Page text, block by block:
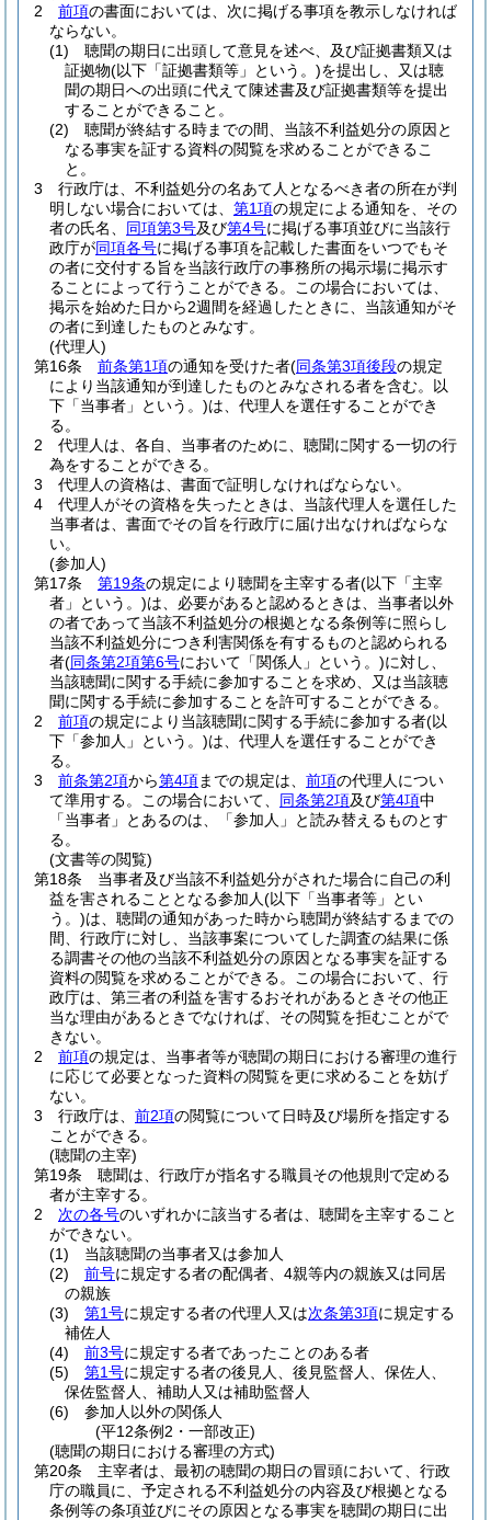
2
前項の書面においては、次に掲げる事項を教示しなければ
ならない。
(1)
聴聞の期日に出頭して意見を述べ、及び証拠書類又は
証拠物(以下「証拠書類等」という。)を提出し、又は聴
聞の期日への出頭に代えて陳述書及び証拠書類等を提出
することができること。
(2)
聴聞が終結する時までの間、当該不利益処分の原因と
なる事実を証する資料の閲覧を求めることができるこ
と。
3
行政庁は、不利益処分の名あて人となるべき者の所在が判
明しない場合においては、 第1項の規定による通知を、その
者の氏名、 同項第3号及び第4号に掲げる事項並びに当該行
政庁が同項各号に掲げる事項を記載した書面をいつでもそ
の者に交付する旨を当該行政庁の事務所の掲示場に掲示す
ることによって行うことができる。
この場合においては、
掲示を始めた日から2週間を経過したときに、当該通知がそ
の者に到達したものとみなす。
(代理人)
第16条
前条第1項の通知を受けた者(同条第3項後段の規定
により当該通知が到達したものとみなされる者を含む。以
下「当事者」という。)は、代理人を選任することができ
る。
2
代理人は、各自、当事者のために、聴聞に関する一切の行
為をすることができる。
3
代理人の資格は、書面で証明しなければならない。
4
代理人がその資格を失ったときは、当該代理人を選任した
当事者は、書面でその旨を行政庁に届け出なければならな
い。
(参加人)
第17条
第19条の規定により聴聞を主宰する者(以下「主宰
者」という。)は、必要があると認めるときは、当事者以外
の者であって当該不利益処分の根拠となる条例等に照らし
当該不利益処分につき利害関係を有するものと認められる
者(同条第2項第6号において「関係人」という。)に対し、
当該聴聞に関する手続に参加することを求め、又は当該聴
聞に関する手続に参加することを許可することができる。
2
前項の規定により当該聴聞に関する手続に参加する者(以
下「参加人」という。)は、代理人を選任することができ
る。
3
前条第2項から第4項までの規定は、 前項の代理人につい
て準用する。
この場合において、 同条第2項及び第4項中
「当事者」とあるのは、「参加人」と読み替えるものとす
る。
(文書等の閲覧)
第18条
当事者及び当該不利益処分がされた場合に自己の利
益を害されることとなる参加人(以下「当事者等」とい
う。)は、聴聞の通知があった時から聴聞が終結するまでの
間、行政庁に対し、当該事案についてした調査の結果に係
る調書その他の当該不利益処分の原因となる事実を証する
資料の閲覧を求めることができる。
この場合において、行
政庁は、第三者の利益を害するおそれがあるときその他正
当な理由があるときでなければ、その閲覧を拒むことがで
きない。
2
前項の規定は、当事者等が聴聞の期日における審理の進行
に応じて必要となった資料の閲覧を更に求めることを妨げ
ない。
3
行政庁は、 前2項の閲覧について日時及び場所を指定する
ことができる。
(聴聞の主宰)
第19条
聴聞は、行政庁が指名する職員その他規則で定める
者が主宰する。
2
次の各号のいずれかに該当する者は、聴聞を主宰すること
ができない。
(1)
当該聴聞の当事者又は参加人
(2)
前号に規定する者の配偶者、4親等内の親族又は同居
の親族
(3)
第1号に規定する者の代理人又は次条第3項に規定する
補佐人
(4)
前3号に規定する者であったことのある者
(5)
第1号に規定する者の後見人、後見監督人、保佐人、
保佐監督人、補助人又は補助監督人
(6)
参加人以外の関係人
(平12条例2・一部改正)
(聴聞の期日における審理の方式)
第20条
主宰者は、最初の聴聞の期日の冒頭において、行政
庁の職員に、予定される不利益処分の内容及び根拠となる
条例等の条項並びにその原因となる事実を聴聞の期日に出